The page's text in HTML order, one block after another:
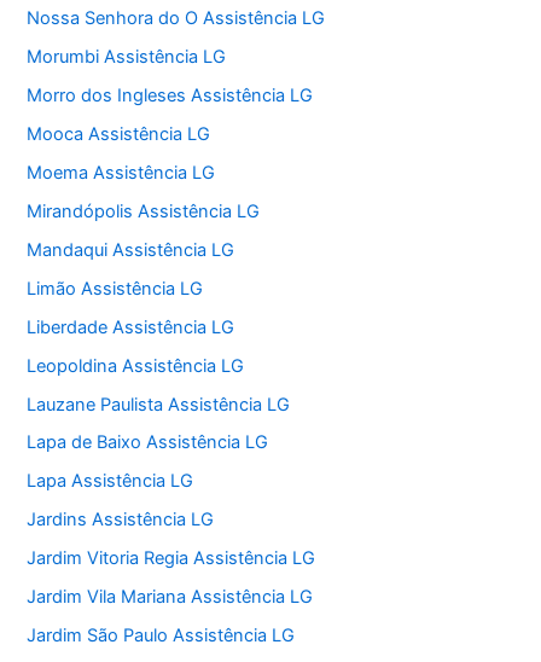
Nossa Senhora do O Assistência LG
Morumbi Assistência LG
Morro dos Ingleses Assistência LG
Mooca Assistência LG
Moema Assistência LG
Mirandópolis Assistência LG
Mandaqui Assistência LG
Limão Assistência LG
Liberdade Assistência LG
Leopoldina Assistência LG
Lauzane Paulista Assistência LG
Lapa de Baixo Assistência LG
Lapa Assistência LG
Jardins Assistência LG
Jardim Vitoria Regia Assistência LG
Jardim Vila Mariana Assistência LG
Jardim São Paulo Assistência LG